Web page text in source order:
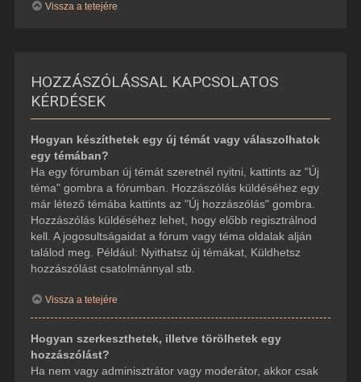
Vissza a tetejére
HOZZÁSZÓLÁSSAL KAPCSOLATOS
KÉRDÉSEK
Hogyan készíthetek egy új témát vagy válaszolhatok
egy témában?
Ha egy fórumban új témát szeretnél nyitni, kattints az "Új
téma" gombra a fórumban. Hozzászólás küldéséhez egy
már létező témába kattints az "Új hozzászólás" gombra.
Hozzászólás küldéséhez lehet, hogy előbb regisztrálnod
kell. A jogosultságaidat a fórum vagy téma oldalak alján
találod meg. Például: Nyithatsz új témákat, Küldhetsz
hozzászólást csatolmánnyal stb.
Vissza a tetejére
Hogyan szerkeszthetek, illetve törölhetek egy
hozzászólást?
Ha nem vagy adminisztrátor vagy moderátor, akkor csak